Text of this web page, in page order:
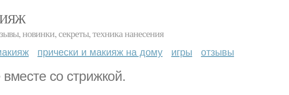
новинки, секреты, техника нанесения
прически и макияж на дому игры отзывы
со стрижкой.